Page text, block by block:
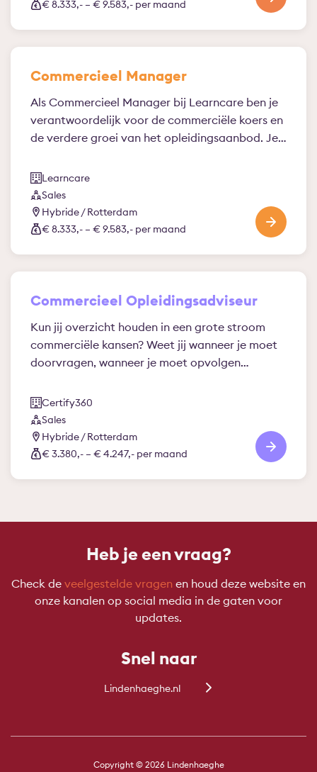
€ 8.333,- – € 9.583,- per maand
Commercieel Manager
Als Commercieel Manager bij Learncare ben je
verantwoordelijk voor de commerciële koers en
de verdere groei van het opleidingsaanbod. Je…
Learncare
Sales
Hybride / Rotterdam
€ 8.333,- – € 9.583,- per maand
Commercieel Opleidingsadviseur
Kun jij overzicht houden in een grote stroom
commerciële kansen? Weet jij wanneer je moet
doorvragen, wanneer je moet opvolgen…
Certify360
Sales
Hybride / Rotterdam
€ 3.380,- – € 4.247,- per maand
Heb je een vraag?
Check de veelgestelde vragen en houd deze website en
onze kanalen op social media in de gaten voor
updates.
Snel naar
Lindenhaeghe.nl
Copyright © 2026 Lindenhaeghe